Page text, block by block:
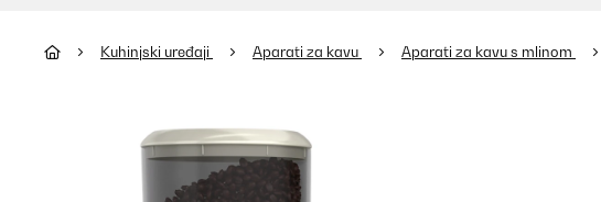
Kuhinjski uređaji Aparati za kavu Aparati za kavu s mlinom